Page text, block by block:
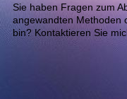
Sie haben Fragen zum
angewandten Methoden
bin? Kontaktieren Sie